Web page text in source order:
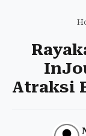
Atraksi